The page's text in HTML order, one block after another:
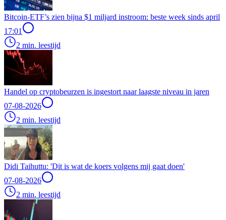
Bitcoin-ETF’s zien bijna $1 miljard instroom: beste week sinds april
17:01
2 min. leestijd
Handel op cryptobeurzen is ingestort naar laagste niveau in jaren
07-08-2026
2 min. leestijd
Didi Taihuttu: 'Dit is wat de koers volgens mij gaat doen'
07-08-2026
2 min. leestijd